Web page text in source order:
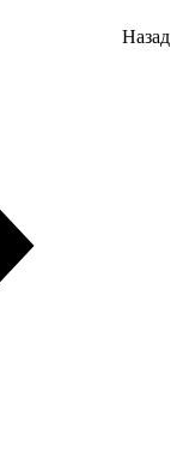
Назад